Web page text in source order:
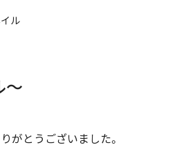
ル
～
がとうございました。